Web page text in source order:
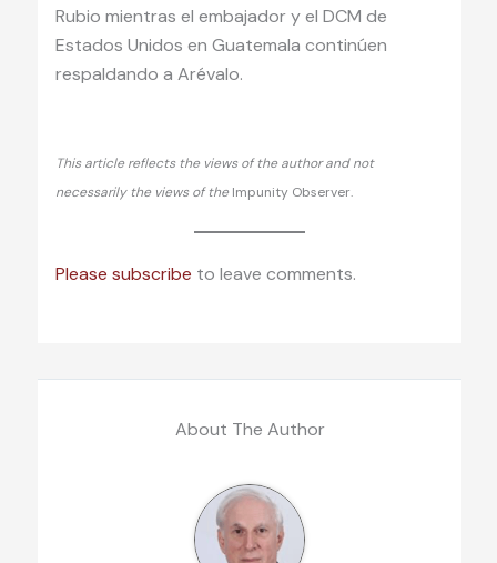
Rubio mientras el embajador y el DCM de
Estados Unidos en Guatemala continúen
respaldando a Arévalo.
This article reflects the views of the author and not
necessarily the views of the Impunity Observer.
Please subscribe to leave comments.
About The Author